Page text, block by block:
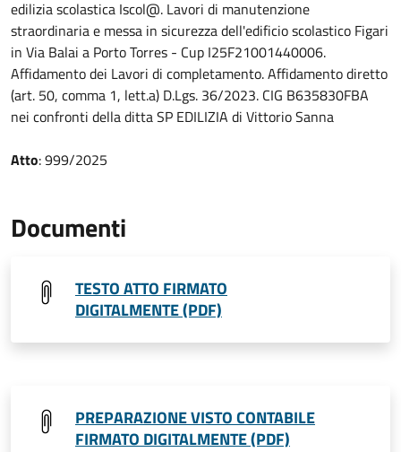
edilizia scolastica Iscol@. Lavori di manutenzione
straordinaria e messa in sicurezza dell'edificio scolastico Figari
in Via Balai a Porto Torres - Cup I25F21001440006.
Affidamento dei Lavori di completamento. Affidamento diretto
(art. 50, comma 1, lett.a) D.Lgs. 36/2023. CIG B635830FBA
nei confronti della ditta SP EDILIZIA di Vittorio Sanna
Atto: 999/2025
Documenti
TESTO ATTO FIRMATO
DIGITALMENTE (PDF)
PREPARAZIONE VISTO CONTABILE
FIRMATO DIGITALMENTE (PDF)